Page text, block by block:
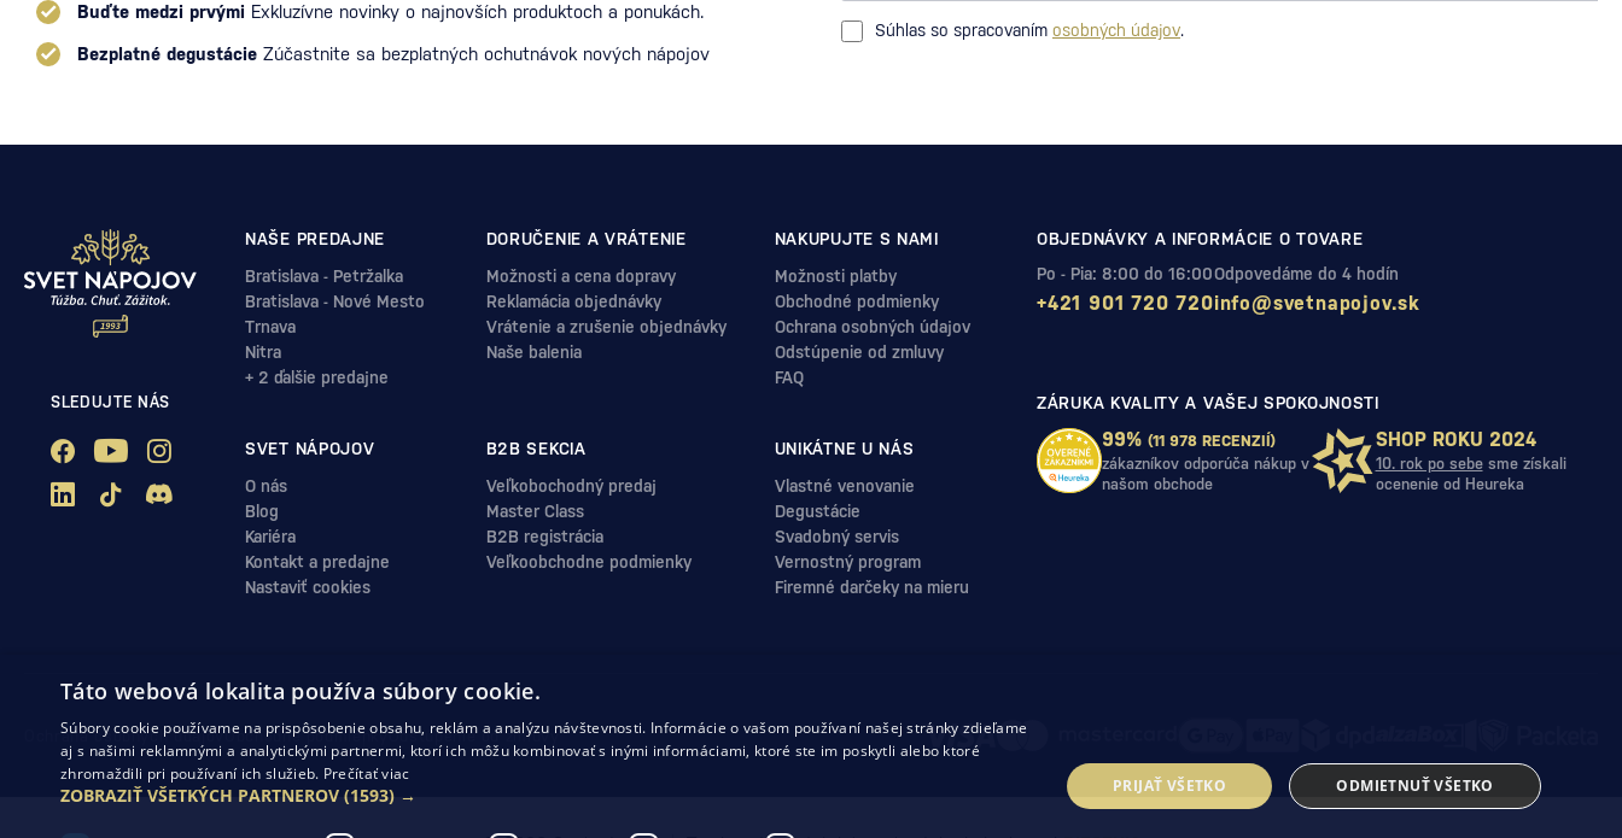
Buďte medzi prvými Exkluzívne novinky o najnovších produktoch a ponukách.
Bezplatné degustácie Zúčastnite sa bezplatných ochutnávok nových nápojov
Súhlas so spracovaním osobných údajov.
SLEDUJTE NÁS
NAŠE PREDAJNE
Bratislava - Petržalka
Bratislava - Nové Mesto
Trnava
Nitra
+ 2 ďalšie predajne
DORUČENIE A VRÁTENIE
Možnosti a cena dopravy
Reklamácia objednávky
Vrátenie a zrušenie objednávky
Naše balenia
NAKUPUJTE S NAMI
Možnosti platby
Obchodné podmienky
Ochrana osobných údajov
Odstúpenie od zmluvy
FAQ
SVET NÁPOJOV
O nás
Blog
Kariéra
Kontakt a predajne
Nastaviť cookies
B2B SEKCIA
Veľkobochodný predaj
Master Class
B2B registrácia
Veľkoobchodne podmienky
UNIKÁTNE U NÁS
Vlastné venovanie
Degustácie
Svadobný servis
Vernostný program
Firemné darčeky na mieru
OBJEDNÁVKY A INFORMÁCIE O TOVARE
Po - Pia: 8:00 do 16:00
+421 901 720 720
Odpovedáme do 4 hodín
info@svetnapojov.sk
ZÁRUKA KVALITY A VAŠEJ SPOKOJNOSTI
99% (11 978 RECENZIÍ)
zákazníkov odporúča nákup v
našom obchode
SHOP ROKU 2024
10. rok po sebesme získali
ocenenie od Heureka
Ochrana osobných údajovObchodné podmienkyOdstúpenie od zmluvy
Táto webová lokalita používa súbory cookie.
Súbory cookie používame na prispôsobenie obsahu, reklám a analýzu návštevnosti. Informácie o vašom používaní našej stránky zdieľame
aj s našimi reklamnými a analytickými partnermi, ktorí ich môžu kombinovať s inými informáciami, ktoré ste im poskytli alebo ktoré
zhromaždili pri používaní ich služieb. Prečítať viac
ZOBRAZIŤ VŠETKÝCH PARTNEROV (1593) → PRIJAŤ VŠETKO ODMIETNUŤ VŠETKO